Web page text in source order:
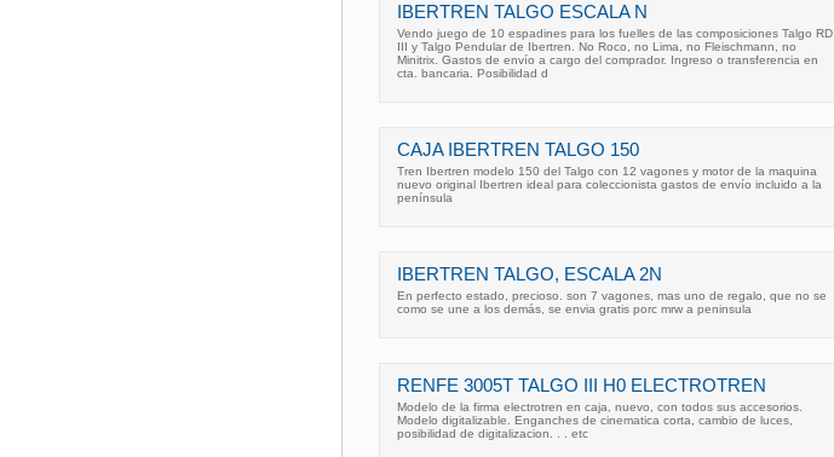
IBERTREN TALGO ESCALA N
Vendo juego de 10 espadines para los fuelles de las composiciones Talgo RD
III y Talgo Pendular de Ibertren. No Roco, no Lima, no Fleischmann, no
Minitrix. Gastos de envío a cargo del comprador. Ingreso o transferencia en
cta. bancaria. Posibilidad d
CAJA IBERTREN TALGO 150
Tren Ibertren modelo 150 del Talgo con 12 vagones y motor de la maquina
nuevo original Ibertren ideal para coleccionista gastos de envío incluido a la
península
IBERTREN TALGO, ESCALA 2N
En perfecto estado, precioso. son 7 vagones, mas uno de regalo, que no se
como se une a los demás, se envia gratis porc mrw a peninsula
RENFE 3005T TALGO III H0 ELECTROTREN
Modelo de la firma electrotren en caja, nuevo, con todos sus accesorios.
Modelo digitalizable. Enganches de cinematica corta, cambio de luces,
posibilidad de digitalizacion. . . etc